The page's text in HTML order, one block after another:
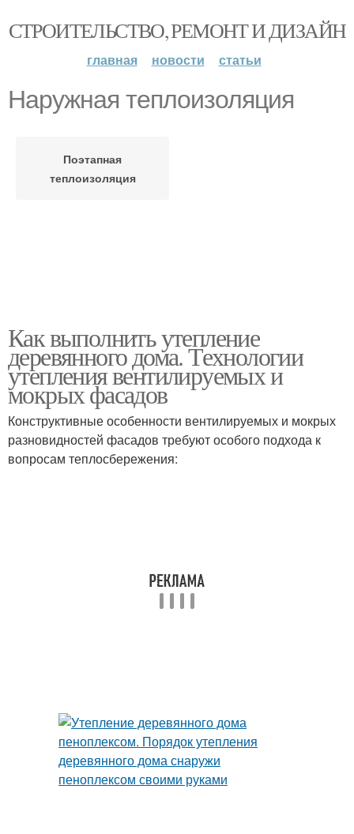
СТРОИТЕЛЬСТВО, РЕМОНТ И ДИЗАЙН
главная новости статьи
Наружная теплоизоляция
Поэтапная
теплоизоляция
Как выполнить утепление
деревянного дома. Технологии
утепления вентилируемых и
мокрых фасадов
Конструктивные особенности вентилируемых и мокрых
разновидностей фасадов требуют особого подхода к
вопросам теплосбережения: